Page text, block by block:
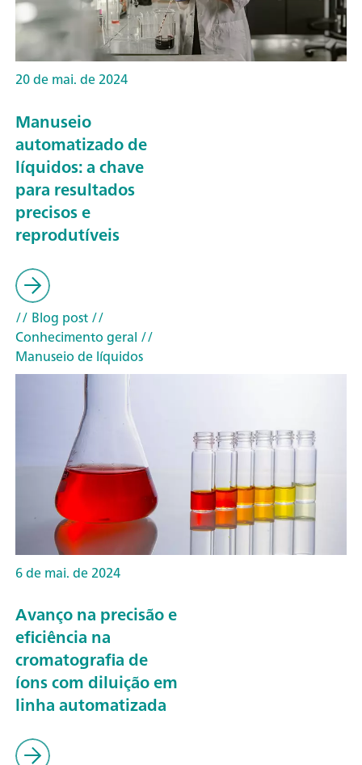
20 de mai. de 2024
Manuseio
automatizado de
líquidos: a chave
para resultados
precisos e
reprodutíveis
// Blog post//
Conhecimento geral //
Manuseio de líquidos
6 de mai. de 2024
Avanço na precisão e
eficiência na
cromatografia de
íons com diluição em
linha automatizada